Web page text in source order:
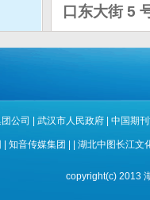
口东大街 5
公司 武汉市人民政府| 中国期
知音传媒集团 湖北中图长江文
copyright(c) 2013